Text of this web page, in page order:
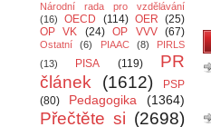
Národní rada pro vzdělávání
(16)
OECD (114) OER (25)
OP VK
(24) OP VVV (67)
Ostatní (6) PIAAC (8)
PIRLS
(13)
PISA (119)
PR
článek
(1612)
PSP
(80)
Pedagogika (1364)
Přečtěte si (2698)